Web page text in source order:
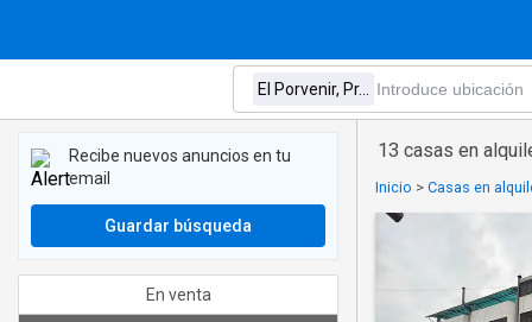
13 casas en
Inicio > Casas en
Recibe nuevos anuncios en tu
email
Guardar búsqueda
En venta